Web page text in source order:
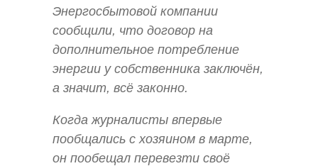
Энергосбытовой компании
сообщили, что договор на
дополнительное потребление
энергии у собственника заключён,
а значит, всё законно.
Когда журналисты впервые
пообщались с хозяином в марте,
он пообещал перевезти своё